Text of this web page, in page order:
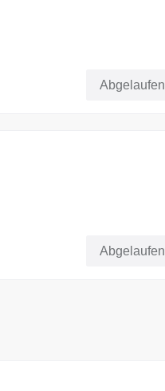
Abgelaufen
Abgelaufen